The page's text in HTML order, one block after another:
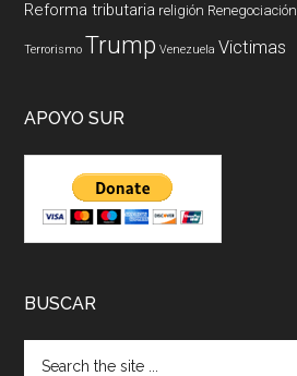
Reforma tributaria religión Renegociación
Terrorismo Trump Venezuela Victimas
APOYO SUR
BUSCAR